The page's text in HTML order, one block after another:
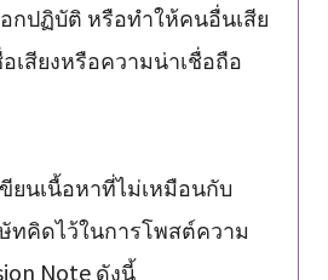
กปฏิบัติ หรือทำให้คนอื่นเสีย
เสียงหรือความน่าเชื่อถือ
ยนเนื้อหาที่ไม่เหมือนกับ
ทคิดไว้ในการโพสต์ความ
Note ดังนี้